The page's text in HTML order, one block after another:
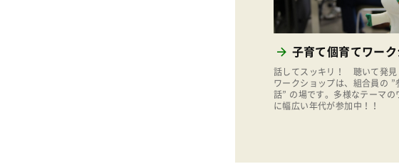
子育て個育てワー
話してスッキリ！ 聴いて発見
ワークショップは、組合員の ”
話” の場です。多様なテーマの
に幅広い年代が参加中！！